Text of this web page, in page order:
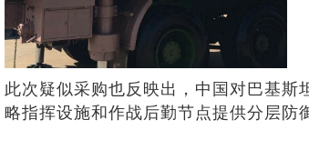
此次疑似采购也反映出，中国对巴基
略指挥设施和作战后勤节点提供分层防